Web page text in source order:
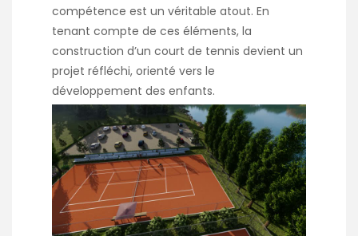
compétence est un véritable atout. En
tenant compte de ces éléments, la
construction d’un court de tennis devient un
projet réfléchi, orienté vers le
développement des enfants.